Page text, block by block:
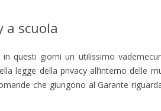
a scuola
questi giorni un utilissimo
legge della privacy all’interno delle
che giungono al Garante